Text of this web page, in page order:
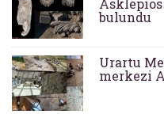
bulundu
Urartu
merkezi